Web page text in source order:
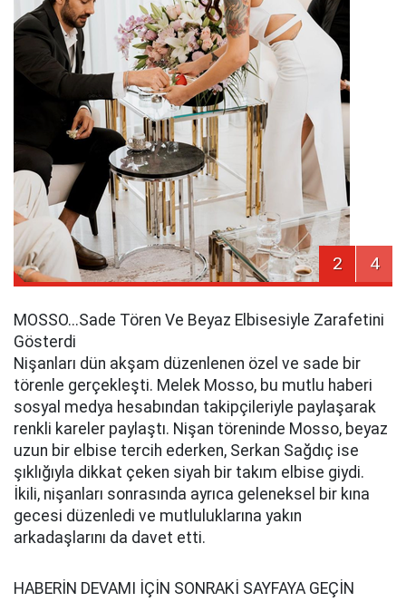
2 4
MOSSO...Sade Tören Ve Beyaz Elbisesiyle Zarafetini
Gösterdi
Nişanları dün akşam düzenlenen özel ve sade bir
törenle gerçekleşti. Melek Mosso, bu mutlu haberi
sosyal medya hesabından takipçileriyle paylaşarak
renkli kareler paylaştı. Nişan töreninde Mosso, beyaz
uzun bir elbise tercih ederken, Serkan Sağdıç ise
şıklığıyla dikkat çeken siyah bir takım elbise giydi.
İkili, nişanları sonrasında ayrıca geleneksel bir kına
gecesi düzenledi ve mutluluklarına yakın
arkadaşlarını da davet etti.
HABERİN DEVAMI İÇİN SONRAKİ SAYFAYA GEÇİN